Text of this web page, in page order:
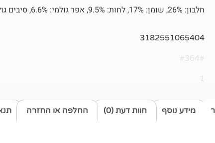
חלבון: 26%, שומן: 17%, לחות: 9.5%, אפר גולמי: 6.6%, סיבים גולמיים: 1.2%, אנרגיה מטבולית: 3978 קק"ל/ק"ג.
3182551065404
#364#
1
מידע נוסף חוות דעת (0) החלפה או החזרה